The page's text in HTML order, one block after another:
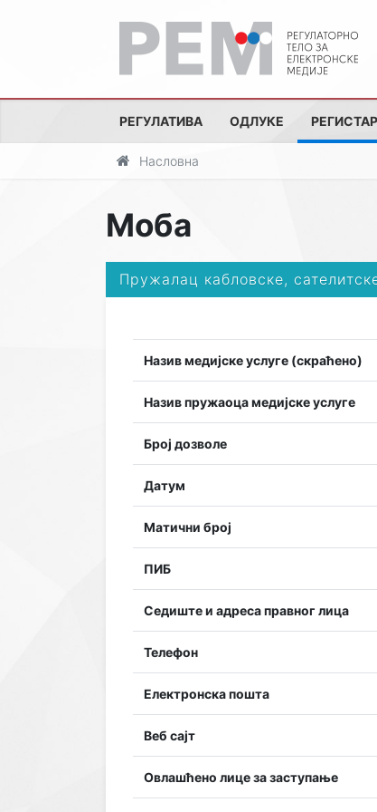
РЕГУЛАТИВА ОДЛУКЕ
Насловна
Моба
Пружалац кабловске,
Назив медијске услуге (скраћено)
Назив пружаоца медијске услуге
Број дозволе
Датум
Матични број
ПИБ
Седиште и адреса правног лица
Телефон
Електронска пошта
Веб сајт
Овлашћено лице за заступање